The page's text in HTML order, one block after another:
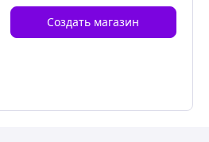
Создать магазин